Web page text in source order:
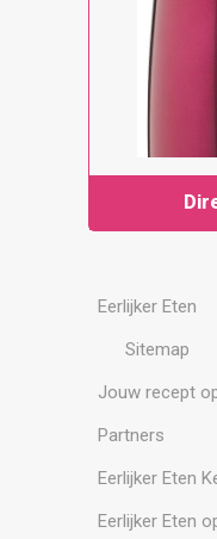
Eerlijker Eten
Sitemap
Jouw recept
Partners
Eerlijker Eten
Eerlijker Eten